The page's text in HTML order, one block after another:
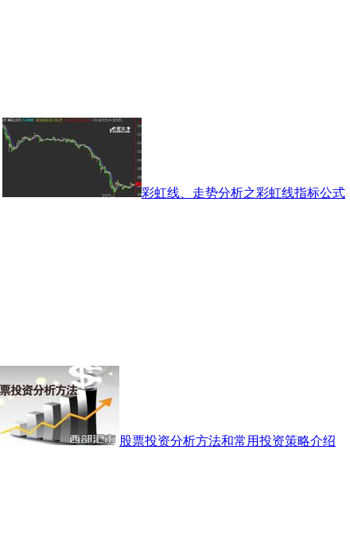
彩虹线、走势分析之彩虹线指标公式
股票投资分析方法和常用投资策略介绍